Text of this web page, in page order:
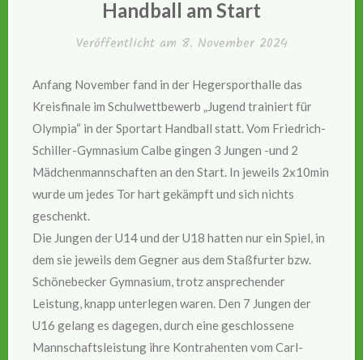
Handball am Start
Veröffentlicht am 8. November 2024
Anfang November fand in der Hegersporthalle das
Kreisfinale im Schulwettbewerb „Jugend trainiert für
Olympia“ in der Sportart Handball statt. Vom Friedrich-
Schiller-Gymnasium Calbe gingen 3 Jungen -und 2
Mädchenmannschaften an den Start. In jeweils 2x10min
wurde um jedes Tor hart gekämpft und sich nichts
geschenkt.
Die Jungen der U14 und der U18 hatten nur ein Spiel, in
dem sie jeweils dem Gegner aus dem Staßfurter bzw.
Schönebecker Gymnasium, trotz ansprechender
Leistung, knapp unterlegen waren. Den 7 Jungen der
U16 gelang es dagegen, durch eine geschlossene
Mannschaftsleistung ihre Kontrahenten vom Carl-